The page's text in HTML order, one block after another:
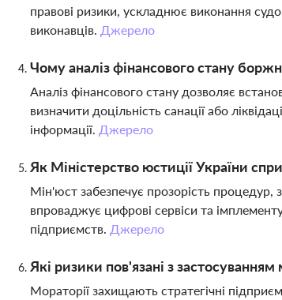
правові ризики, ускладнює виконання
виконавців. Джерело
Чому аналіз фінансового стану
Аналіз фінансового стану дозволяє
визначити доцільність санації або
інформації. Джерело
Як Міністерство юстиції України
Мін'юст забезпечує прозорість
впроваджує цифрові сервіси та
підприємств. Джерело
Які ризики пов'язані з
Мораторії захищають стратегічні